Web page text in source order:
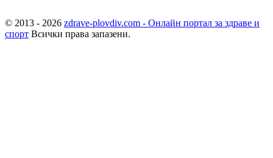
© 2013 - 2026 zdrave-plovdiv.com - Онлайн портал за здраве и
спорт Всички права запазени.